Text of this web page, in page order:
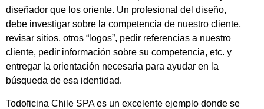
diseñador que los oriente. Un profesional del diseño,
debe investigar sobre la competencia de nuestro cliente,
revisar sitios, otros “logos”, pedir referencias a nuestro
cliente, pedir información sobre su competencia, etc. y
entregar la orientación necesaria para ayudar en la
búsqueda de esa identidad.
Todoficina Chile SPA es un excelente ejemplo donde se